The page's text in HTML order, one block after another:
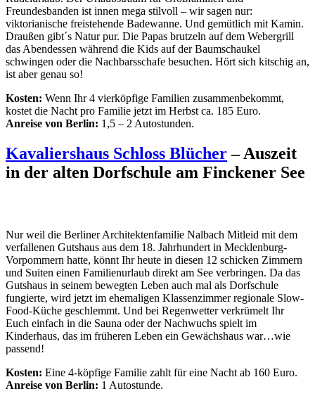
Freundesbanden ist innen mega stilvoll – wir sagen nur:
viktorianische freistehende Badewanne. Und gemütlich mit Kamin.
Draußen gibt´s Natur pur. Die Papas brutzeln auf dem Webergrill
das Abendessen während die Kids auf der Baumschaukel
schwingen oder die Nachbarsschafe besuchen. Hört sich kitschig an,
ist aber genau so!
Kosten: Wenn Ihr 4 vierköpfige Familien zusammenbekommt,
kostet die Nacht pro Familie jetzt im Herbst ca. 185 Euro.
Anreise von Berlin: 1,5 – 2 Autostunden.
Kavaliershaus Schloss Blücher– Auszeit
in der alten Dorfschule am Finckener See
Nur weil die Berliner Architektenfamilie Nalbach Mitleid mit dem
verfallenen Gutshaus aus dem 18. Jahrhundert in Mecklenburg-
Vorpommern hatte, könnt Ihr heute in diesen 12 schicken Zimmern
und Suiten einen Familienurlaub direkt am See verbringen. Da das
Gutshaus in seinem bewegten Leben auch mal als Dorfschule
fungierte, wird jetzt im ehemaligen Klassenzimmer regionale Slow-
Food-Küche geschlemmt. Und bei Regenwetter verkrümelt Ihr
Euch einfach in die Sauna oder der Nachwuchs spielt im
Kinderhaus, das im früheren Leben ein Gewächshaus war…wie
passend!
Kosten: Eine 4-köpfige Familie zahlt für eine Nacht ab 160 Euro.
Anreise von Berlin: 1 Autostunde.